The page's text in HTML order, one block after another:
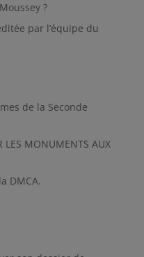
?
par l’équipe du
de la Seconde
LES MONUMENTS AUX
DMCA.